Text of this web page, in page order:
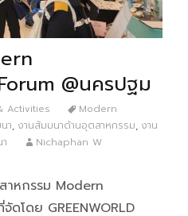
@นครปฐม
Activities
Modern
า, งานสัมมนาด้านอุตสาหกรรม, งาน
Nichaphan W
าหกรรม Modern
โดย GREENWORLD